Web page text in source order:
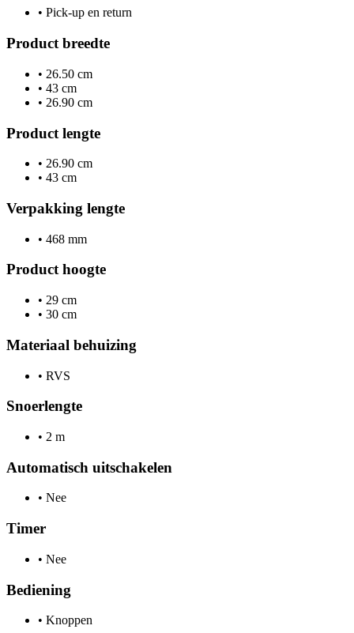
• Pick-up en return
Product breedte
• 26.50 cm
• 43 cm
• 26.90 cm
Product lengte
• 26.90 cm
• 43 cm
Verpakking lengte
• 468 mm
Product hoogte
• 29 cm
• 30 cm
Materiaal behuizing
• RVS
Snoerlengte
• 2 m
Automatisch uitschakelen
• Nee
Timer
• Nee
Bediening
• Knoppen